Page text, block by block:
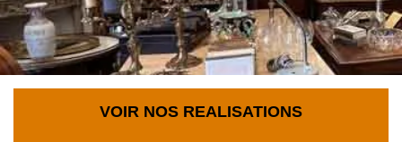
VOIR NOS REALISATIONS